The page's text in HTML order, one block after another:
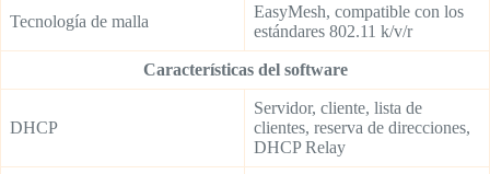
Tecnología de malla
EasyMesh, compatible con los
estándares 802.11 k/v/r
Características del software
DHCP
Servidor, cliente, lista de
clientes, reserva de direcciones,
DHCP Relay